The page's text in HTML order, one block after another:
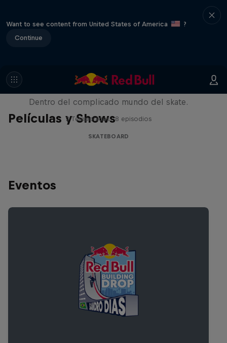
Want to see content from United States of America
?
Continue
Películas y Shows
Pushing Forward
Dentro del complicado mundo del skate.
2 Temporadas · 8 episodios
SKATEBOARD
Eventos